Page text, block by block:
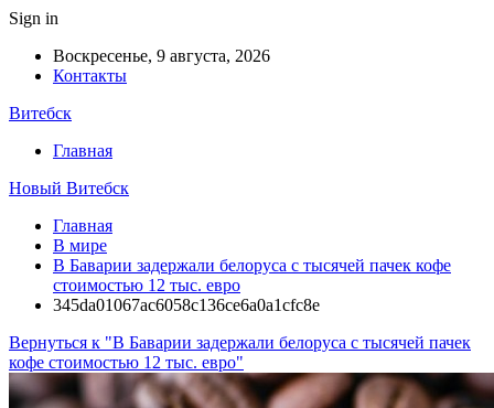
Sign in
Воскресенье, 9 августа, 2026
Контакты
Витебск
Главная
Новый Витебск
Главная
В мире
В Баварии задержали белоруса с тысячей пачек кофе
стоимостью 12 тыс. евро
345da01067ac6058c136ce6a0a1cfc8e
Вернуться к "В Баварии задержали белоруса с тысячей пачек
кофе стоимостью 12 тыс. евро"